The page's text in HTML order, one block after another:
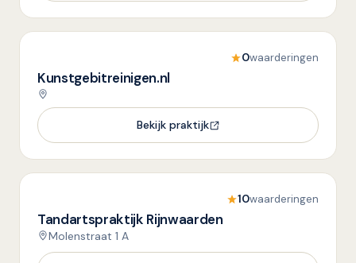
0waarderingen
Kunstgebitreinigen.nl
Bekijk praktijk
10waarderingen
Tandartspraktijk Rijnwaarden
Molenstraat 1 A